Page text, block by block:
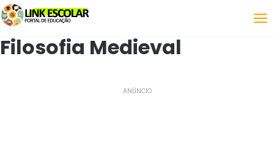
Link
Filosofia Medieval
ANÚNCIO